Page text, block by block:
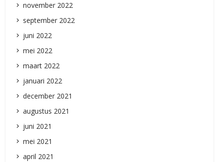
november 2022
september 2022
juni 2022
mei 2022
maart 2022
januari 2022
december 2021
augustus 2021
juni 2021
mei 2021
april 2021